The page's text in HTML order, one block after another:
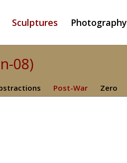
Sculptures Photography
08)
Post-War Zero